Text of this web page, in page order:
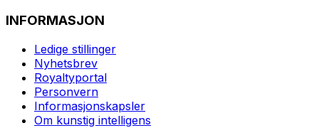
INFORMASJON
Ledige stillinger
Nyhetsbrev
Royaltyportal
Personvern
Informasjonskapsler
Om kunstig intelligens